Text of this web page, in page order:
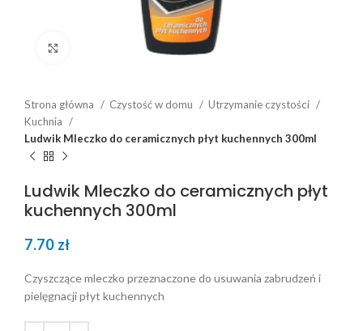
Strona główna Czystość w domu
Utrzymanie czystości
Kuchnia
Ludwik Mleczko do ceramicznych płyt kuchennych 300ml
Ludwik Mleczko do ceramicznych płyt
kuchennych 300ml
7.70 zł
Czyszczące mleczko przeznaczone do usuwania zabrudzeń i
pielęgnacji płyt kuchennych